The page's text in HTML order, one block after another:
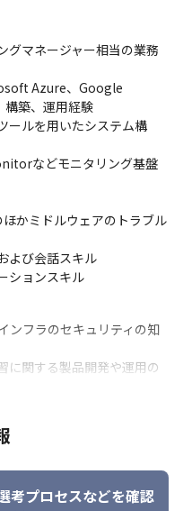
など幅広くプラ
製品をホスティングす
異なる複数のdotData製品
ラットフォームへ進化を遂
な企業に利用いただく過
スを、よりスケーラブル
ス提供できるようにするた
します。
グマネージャー相当の業務
Azure、Google
構築、運用経験
ールを用いたシステム構
などモニタリング基盤
かミドルウェアのトラブル
よび会話スキル
ションスキル
ンフラのセキュリティの知
に関する製品開発や運用の
ルディングの経験
ートワークでの勤務経験
実性が高くても前向きに業
考プロセスなどを確認